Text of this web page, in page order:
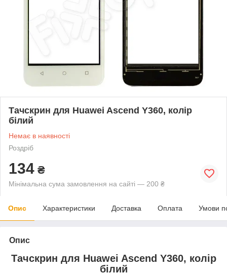
Тачскрин для Huawei Ascend Y360, колір
білий
Немає в наявності
Роздріб
134 ₴
Мінімальна сума замовлення на сайті — 200 ₴
Опис Характеристики Доставка Оплата Умови
Опис
Тачскрин для Huawei Ascend Y360, колір
білий